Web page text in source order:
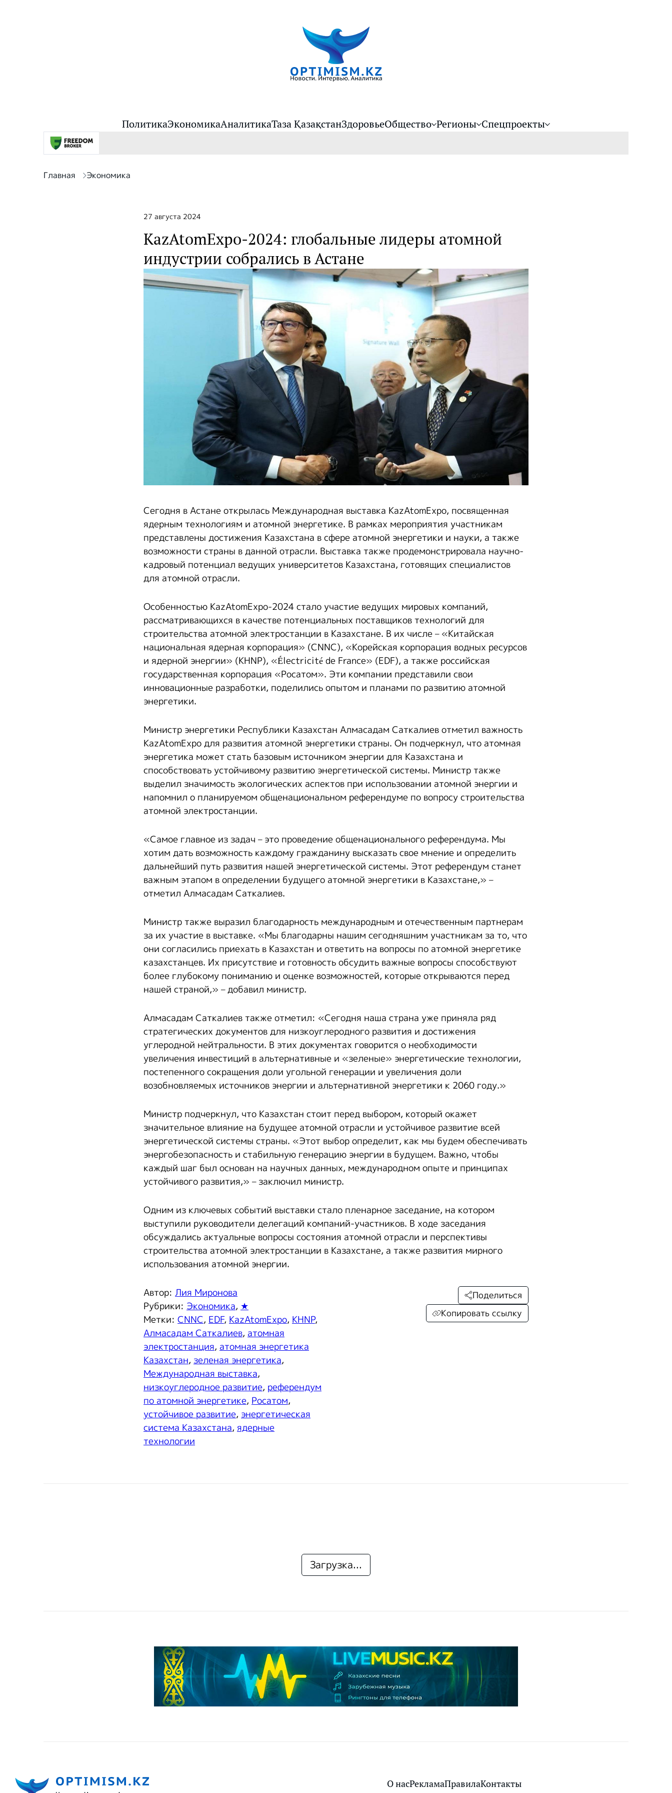
ПолитикаЭкономикаАналитикаТаза ҚазақстанЗдоровьеОбщество Регионы Спецпроекты
Главная Экономика
27 августа 2024
KazAtomExpo-2024: глобальные лидеры атомной
индустрии собрались в Астане
Сегодня в Астане открылась Международная выставка KazAtomExpo, посвященная
ядерным технологиям и атомной энергетике. В рамках мероприятия участникам
представлены достижения Казахстана в сфере атомной энергетики и науки, а также
возможности страны в данной отрасли. Выставка также продемонстрировала научно-
кадровый потенциал ведущих университетов Казахстана, готовящих специалистов
для атомной отрасли.
Особенностью KazAtomExpo-2024 стало участие ведущих мировых компаний,
рассматривающихся в качестве потенциальных поставщиков технологий для
строительства атомной электростанции в Казахстане. В их числе – «Китайская
национальная ядерная корпорация» (CNNC), «Корейская корпорация водных ресурсов
и ядерной энергии» (KHNP), «Électricité de France» (EDF), а также российская
государственная корпорация «Росатом». Эти компании представили свои
инновационные разработки, поделились опытом и планами по развитию атомной
энергетики.
Министр энергетики Республики Казахстан Алмасадам Саткалиев отметил важность
KazAtomExpo для развития атомной энергетики страны. Он подчеркнул, что атомная
энергетика может стать базовым источником энергии для Казахстана и
способствовать устойчивому развитию энергетической системы. Министр также
выделил значимость экологических аспектов при использовании атомной энергии и
напомнил о планируемом общенациональном референдуме по вопросу строительства
атомной электростанции.
«Самое главное из задач – это проведение общенационального референдума. Мы
хотим дать возможность каждому гражданину высказать свое мнение и определить
дальнейший путь развития нашей энергетической системы. Этот референдум станет
важным этапом в определении будущего атомной энергетики в Казахстане,» –
отметил Алмасадам Саткалиев.
Министр также выразил благодарность международным и отечественным партнерам
за их участие в выставке. «Мы благодарны нашим сегодняшним участникам за то, что
они согласились приехать в Казахстан и ответить на вопросы по атомной энергетике
казахстанцев. Их присутствие и готовность обсудить важные вопросы способствуют
более глубокому пониманию и оценке возможностей, которые открываются перед
нашей страной,» – добавил министр.
Алмасадам Саткалиев также отметил: «Сегодня наша страна уже приняла ряд
стратегических документов для низкоуглеродного развития и достижения
углеродной нейтральности. В этих документах говорится о необходимости
увеличения инвестиций в альтернативные и «зеленые» энергетические технологии,
постепенного сокращения доли угольной генерации и увеличения доли
возобновляемых источников энергии и альтернативной энергетики к 2060 году.»
Министр подчеркнул, что Казахстан стоит перед выбором, который окажет
значительное влияние на будущее атомной отрасли и устойчивое развитие всей
энергетической системы страны. «Этот выбор определит, как мы будем обеспечивать
энергобезопасность и стабильную генерацию энергии в будущем. Важно, чтобы
каждый шаг был основан на научных данных, международном опыте и принципах
устойчивого развития,» – заключил министр.
Одним из ключевых событий выставки стало пленарное заседание, на котором
выступили руководители делегаций компаний-участников. В ходе заседания
обсуждались актуальные вопросы состояния атомной отрасли и перспективы
строительства атомной электростанции в Казахстане, а также развития мирного
использования атомной энергии.
Автор: Лия Миронова
Рубрики: Экономика, ★
Метки: CNNC, EDF, KazAtomExpo, KHNP,
Алмасадам Саткалиев, атомная
электростанция, атомная энергетика
Казахстан, зеленая энергетика,
Международная выставка,
низкоуглеродное развитие, референдум
по атомной энергетике, Росатом,
устойчивое развитие, энергетическая
система Казахстана, ядерные
технологии
Поделиться
Копировать ссылку
Загрузка...
О насРекламаПравилаКонтакты